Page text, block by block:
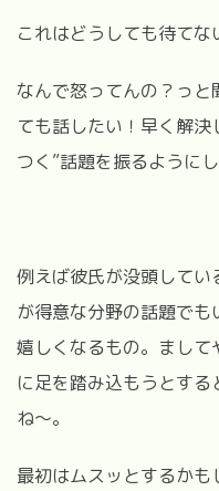
これはどうしても待てな
なんで怒ってんの？っ
ても話したい！早く解
つく”話題を振るように
例えば彼氏が没頭して
が得意な分野の話題で
嬉しくなるもの。まして
に足を踏み込もうとす
ね〜。
最初はムスッとするか